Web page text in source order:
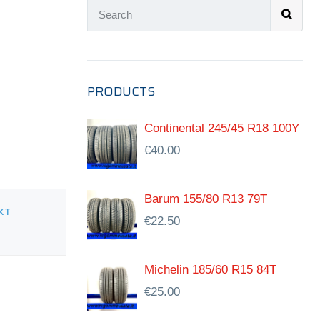
PRODUCTS
Continental 245/45 R18 100Y
€40.00
Barum 155/80 R13 79T
€22.50
Michelin 185/60 R15 84T
€25.00